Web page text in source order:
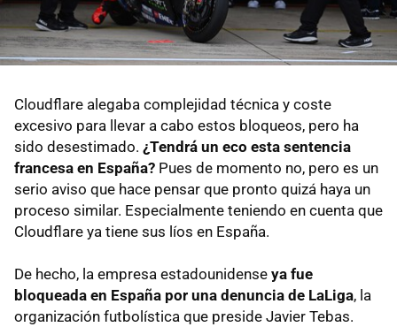
Cloudflare alegaba complejidad técnica y coste
excesivo para llevar a cabo estos bloqueos, pero ha
sido desestimado. ¿Tendrá un eco esta sentencia
francesa en España? Pues de momento no, pero es un
serio aviso que hace pensar que pronto quizá haya un
proceso similar. Especialmente teniendo en cuenta que
Cloudflare ya tiene sus líos en España.
De hecho, la empresa estadounidense ya fue
bloqueada en España por una denuncia de LaLiga, la
organización futbolística que preside Javier Tebas.